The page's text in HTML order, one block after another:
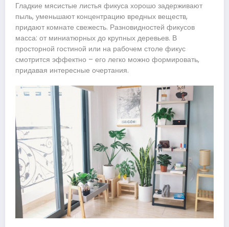
Гладкие мясистые листья фикуса хорошо задерживают
пыль, уменьшают концентрацию вредных веществ,
придают комнате свежесть. Разновидностей фикусов
масса: от миниатюрных до крупных деревьев. В
просторной гостиной или на рабочем столе фикус
смотрится эффектно – его легко можно формировать,
придавая интересные очертания.